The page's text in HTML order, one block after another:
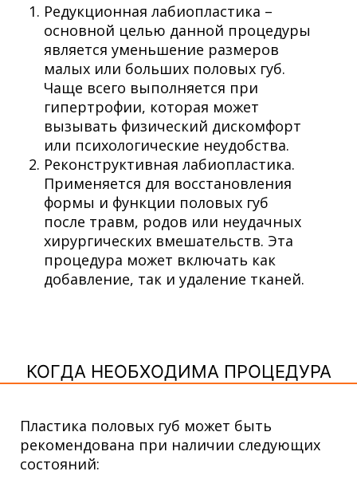
Редукционная лабиопластика –
основной целью данной процедуры
является уменьшение размеров
малых или больших половых губ.
Чаще всего выполняется при
гипертрофии, которая может
вызывать физический дискомфорт
или психологические неудобства.
Реконструктивная лабиопластика.
Применяется для восстановления
формы и функции половых губ
после травм, родов или неудачных
хирургических вмешательств. Эта
процедура может включать как
добавление, так и удаление тканей.
КОГДА НЕОБХОДИМА ПРОЦЕДУРА
Пластика половых губ может быть
рекомендована при наличии следующих
состояний: